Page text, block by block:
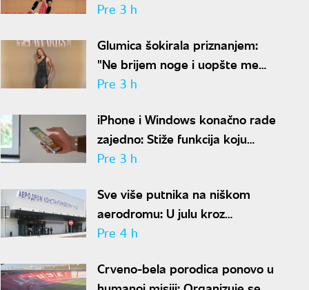
nadamo najboljem
Pre 3 h
Glumica šokirala priznanjem:
"Ne brijem noge i uopšte me
nije sramota"
Pre 3 h
iPhone i Windows konačno rade
zajedno: Stiže funkcija koju
korisnici godinama čekaju
Pre 3 h
Sve više putnika na niškom
aerodromu: U julu kroz
"Konstantin Veliki" prošlo
Pre 4 h
Crveno-bela porodica ponovo u